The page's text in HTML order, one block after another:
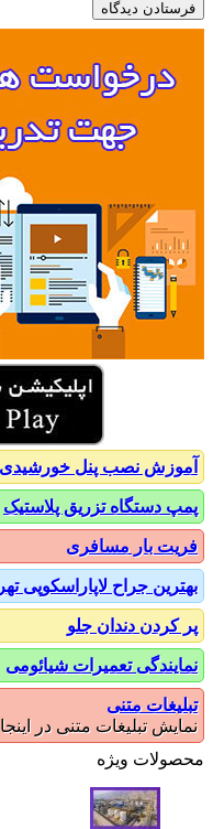
نصب پنل خورشیدی
دستگاه تزریق پلاستیک
بار مسافری
جراح لاپاراسکوپی تهران
دندان جلو
تعمیرات شیائومی
متنی
تبلیغات متنی در اینجا
ویژه